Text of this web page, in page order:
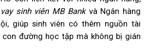
sinh viên MB Bankvà Ngân hàng
giúp sinh viên có thêm nguồn tài
đường học tập mà không bị gián